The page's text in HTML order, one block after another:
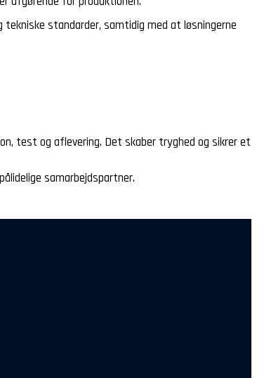
standarder, samtidig med at løsningerne
test og aflevering. Det skaber tryghed og sikrer et
samarbejdspartner.